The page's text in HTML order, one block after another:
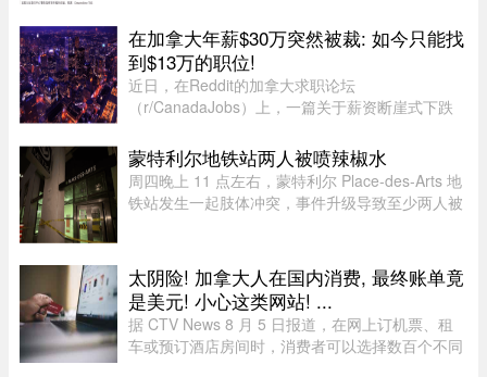
警惕日益猖獗的相关诈骗活动。CAFC 指出，一旦
加密货币被盗或转出，几乎不可能追 ...
在加拿大年薪$30万突然被裁: 如今只能找
到$13万的职位!
近日，在Reddit的加拿大求职论坛
（r/CanadaJobs）上，一篇关于薪资断崖式下跌
（OP）表示，自己刚被裁员，此前的年薪高达30
万加元，但如今重返求职市场时却无奈地发现，同
类岗 ...
蒙特利尔地铁站两人被喷辣椒水
周四晚上 11 点左右，蒙特利尔 Place-des-Arts 地
铁站发生一起肢体冲突，事件升级导致至少两人被
多名乘客。蒙特利尔警方 ...
太阴险! 加拿大人在国内消费, 最终账单竟
是美元! 小心这类网站! ...
据 CTV News 8 月 5 日报道，在网上订机票、租
车或预订酒店房间时，消费者可以选择数百个不同